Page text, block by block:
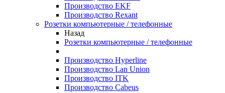
Производство EKF
Производство Rexant
Розетки компьютерные / телефонные
Назад
Розетки компьютерные / телефонные
Производство Hyperline
Производство Lan Union
Производство ITK
Производство Cabeus